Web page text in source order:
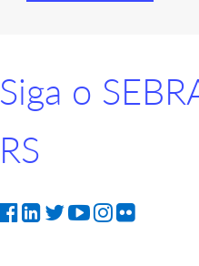
Siga o
RS